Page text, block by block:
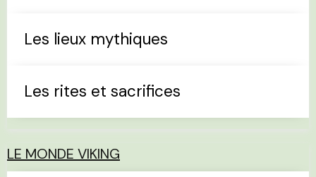
Les lieux mythiques
Les rites et sacrifices
LE MONDE VIKING